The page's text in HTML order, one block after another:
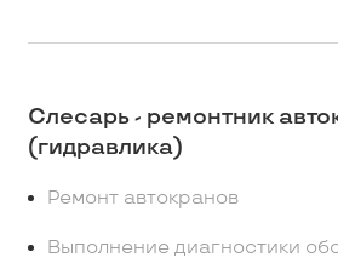
Слесарь - ремонтник
(гидравлика)
Ремонт автокранов
Выполнение диагностики